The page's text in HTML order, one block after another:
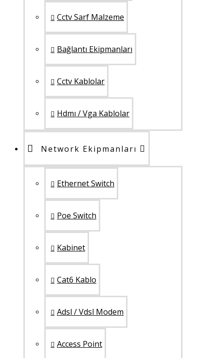
Cctv Sarf Malzeme
Bağlantı Ekipmanları
Cctv Kablolar
Hdmı / Vga Kablolar
Network Ekipmanları
Ethernet Switch
Poe Switch
Kabinet
Cat6 Kablo
Adsl / Vdsl Modem
Access Point